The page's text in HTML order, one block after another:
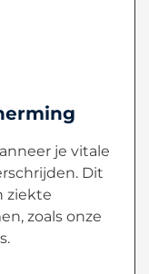
je vitale
Dit
ziekte
zoals onze